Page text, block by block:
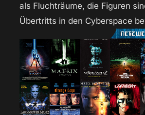
als Fluchträume, die Figuren
Übertritts in den Cyberspace